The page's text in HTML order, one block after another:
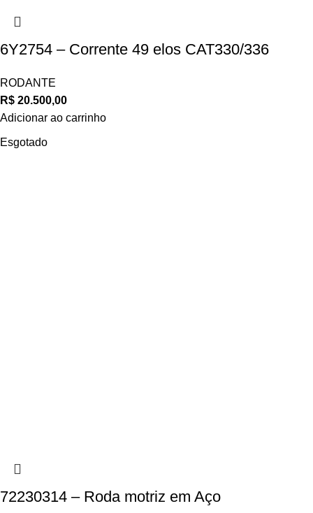
6Y2754 – Corrente 49 elos CAT330/336
RODANTE
R$ 20.500,00
Adicionar ao carrinho
Esgotado
72230314 – Roda motriz em Aço